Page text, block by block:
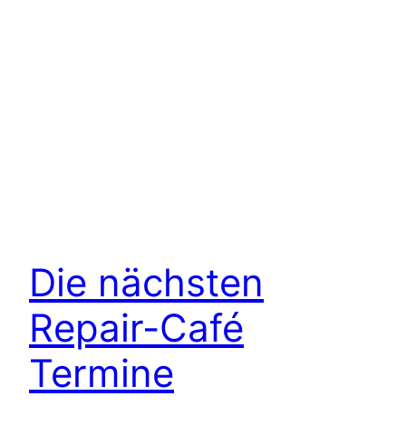
Die nächsten
Repair-Café
Termine